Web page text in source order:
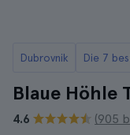
Dubrovnik
Blaue Höhle
4.6
(905